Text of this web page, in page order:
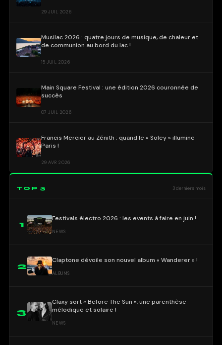
29 JUIL 2026
Musilac 2026 : quatre jours de musique, de chaleur et
de communion au bord du lac !
15 JUIL 2026
Main Square Festival : une édition 2026 couronnée de
succès
07 JUIL 2026
Francis Mercier au Zénith : quand le « Soley » illumine
Paris !
29 AVR 2026
TOP 3 3 derniers mois
1
Festivals électro 2026 : les events à faire en juin !
NEWS
2
Claptone dévoile son nouvel album « Wanderer » !
ALBUMS
3
Claxy sort « Before The Sun », une parenthèse
mélodique et solaire !
NEWS